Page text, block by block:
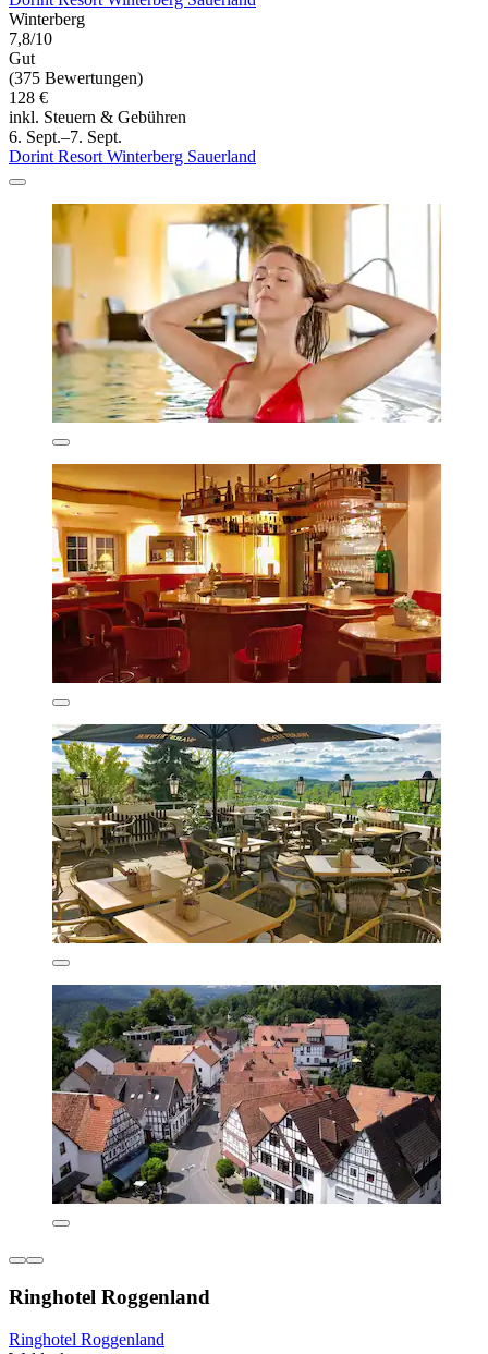
Winterberg
7,8/10
Gut
(375 Bewertungen)
128 €
inkl. Steuern & Gebühren
6. Sept.–7. Sept.
Dorint Resort Winterberg Sauerland
Ringhotel Roggenland
Ringhotel Roggenland